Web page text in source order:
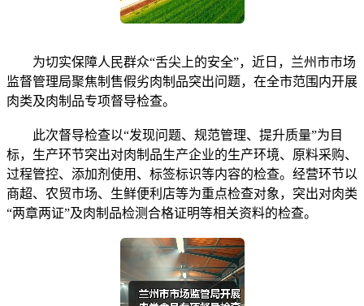
为切实保障人民群众“舌尖上的安全”，近日，兰州市市场
监督管理局聚焦制售假劣肉制品突出问题，在全市范围内开展
肉类及肉制品专项督导检查。
此次督导检查以“发现问题、规范管理、提升质量”为目
标，生产环节突出对肉制品生产企业的生产环境、原料采购、
过程管控、添加剂使用、标签标识等内容的检查。经营环节以
商超、农贸市场、生鲜便利店等为重点检查对象，突出对肉类
“两章两证”及肉制品检测合格证明等相关资料的检查。